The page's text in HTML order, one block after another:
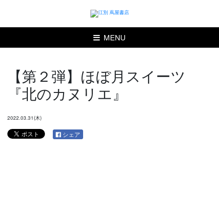
MENU
【第２弾】ほぼ月スイーツ
『北のカヌリエ』
2022.03.31(木)
シェア